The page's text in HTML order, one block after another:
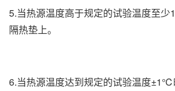
5.当热源温度高于规定的试验温度至
隔热垫上。
6.当热源温度达到规定的试验温度